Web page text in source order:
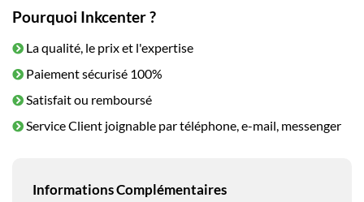
Pourquoi Inkcenter ?
La qualité, le prix et l'expertise
Paiement sécurisé 100%
Satisfait ou remboursé
Service Client joignable par téléphone, e-mail, messenger
Informations Complémentaires